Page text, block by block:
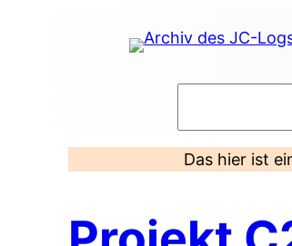
Das hier ist